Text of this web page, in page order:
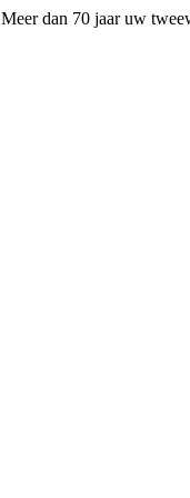
Meer dan 70 jaar uw